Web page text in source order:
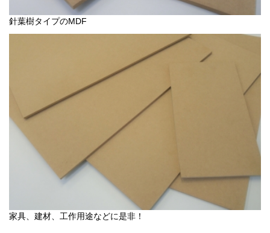
針葉樹タイプのMDF
家具、建材、工作用途などに是非！